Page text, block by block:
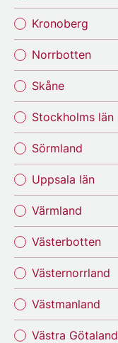
Kronoberg
Norrbotten
Skåne
Stockholms län
Sörmland
Uppsala län
Värmland
Västerbotten
Västernorrland
Västmanland
Västra Götaland